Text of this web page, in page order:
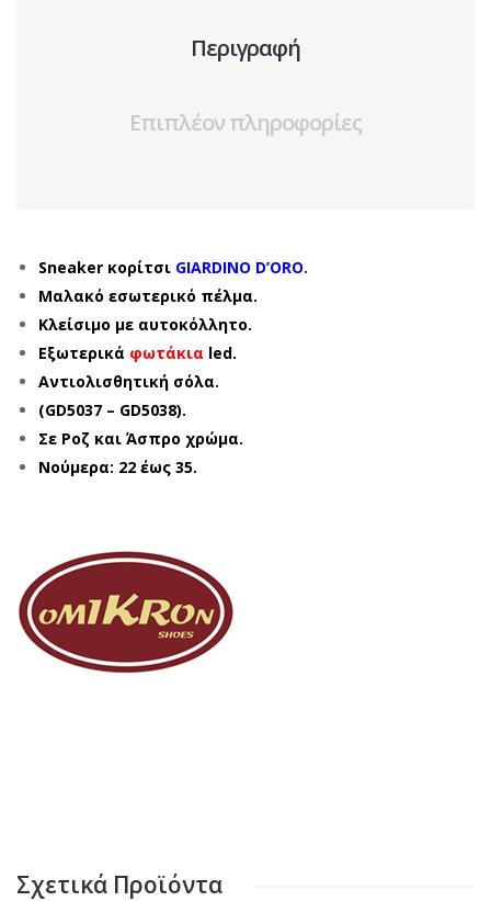
Περιγραφή
Επιπλέον πληροφορίες
Sneaker κορίτσι GIARDINO D’ORO.
Μαλακό εσωτερικό πέλμα.
Κλείσιμο με αυτοκόλλητο.
Εξωτερικά φωτάκια led.
Αντιολισθητική σόλα.
(GD5037 – GD5038).
Σε Ροζ και Άσπρο χρώμα.
Νούμερα: 22 έως 35.
Σχετικά Προϊόντα